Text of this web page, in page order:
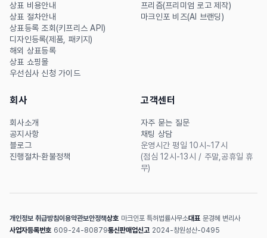
상표 비용안내
상표 절차안내
상표등록 조회(키프리스 API)
디자인등록(제품, 패키지)
해외 상표등록
상표 쇼핑몰
우선심사 신청 가이드
프리즘(프리미엄 로고 제작)
마크인포 비즈(AI 브랜딩)
회사
회사소개
공지사항
블로그
진행절차·환불정책
고객센터
자주 묻는 질문
채팅 상담
운영시간 평일 10시~17시
(점심 12시-13시 / 주말,공휴일 휴
무)
개인정보 취급방침이용약관보안정책상호 마크인포 특허법률사무소대표 문경혜 변리사
사업자등록번호 609-24-80879통신판매업신고 2024-창원성산-0495